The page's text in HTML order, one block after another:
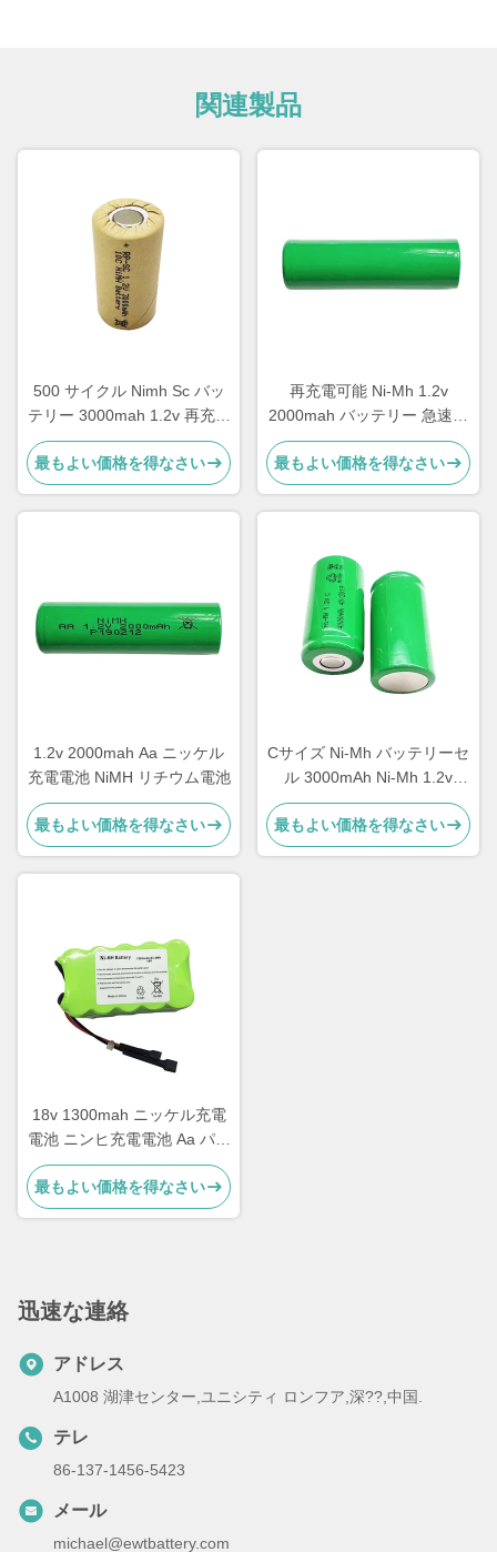
関連製品
500 サイクル Nimh Sc バッ
テリー 3000mah 1.2v 再充電
電池パック
最もよい価格を得なさい
再充電可能 Ni-Mh 1.2v
2000mah バッテリー 急速充
電 貯蔵型
最もよい価格を得なさい
1.2v 2000mah Aa ニッケル
充電電池 NiMH リチウム電池
最もよい価格を得なさい
Cサイズ Ni-Mh バッテリーセ
ル 3000mAh Ni-Mh 1.2v
4000mah バッテリーパック
最もよい価格を得なさい
18v 1300mah ニッケル充電
電池 ニンヒ充電電池 Aa パッ
ク
最もよい価格を得なさい
迅速な連絡
アドレス
A1008 湖津センター,ユニシティ ロンフア,深??,中国.
テレ
86-137-1456-5423
メール
michael@ewtbattery.com